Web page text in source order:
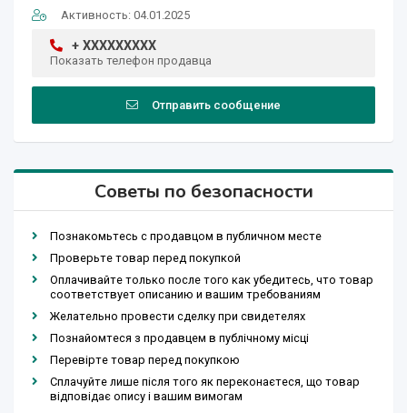
Активность: 04.01.2025
+ XXXXXXXXX
Показать телефон продавца
Отправить сообщение
Советы по безопасности
Познакомьтесь с продавцом в публичном месте
Проверьте товар перед покупкой
Оплачивайте только после того как убедитесь, что товар
соответствует описанию и вашим требованиям
Желательно провести сделку при свидетелях
Познайомтеся з продавцем в публічному місці
Перевірте товар перед покупкою
Сплачуйте лише після того як переконаєтеся, що товар
відповідає опису і вашим вимогам